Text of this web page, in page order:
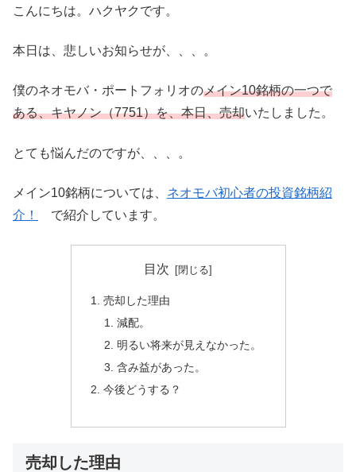
こんにちは。ハクヤクです。
本日は、悲しいお知らせが、、、。
僕のネオモバ・ポートフォリオのメイン10銘柄の一つで
ある、キヤノン（7751）を、本日、売却いたしました。
とても悩んだのですが、、、。
メイン10銘柄については、 ネオモバ初心者の投資銘柄紹
介！
で紹介しています。
目次
売却した理由
減配。
明るい将来が見えなかった。
含み益があった。
今後どうする？
売却した理由